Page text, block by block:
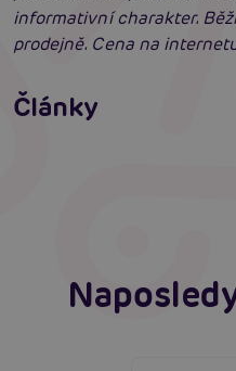
informativní charakter.
prodejně. Cena na
Články
dospělé
Číst více
Jak na bondage? Svazování partnera při sexu
aneb co je bondáž